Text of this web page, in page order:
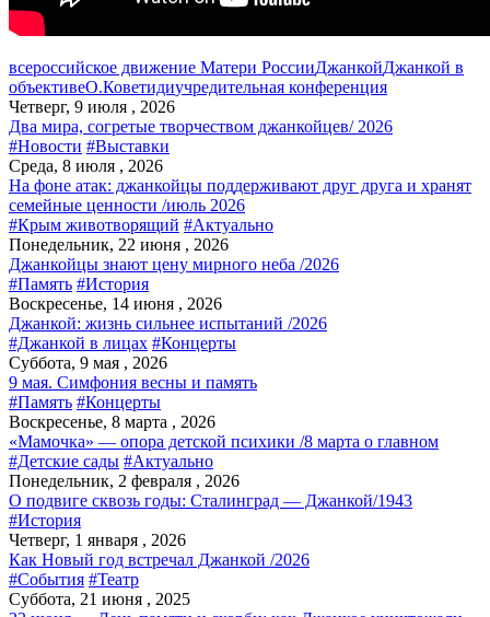
всероссийское движение Матери РоссииДжанкойДжанкой в
объективеО.Коветидиучредительная конференция
Четверг, 9 июля , 2026
Два мира, согретые творчеством джанкойцев/ 2026
#Новости #Выставки
Среда, 8 июля , 2026
На фоне атак: джанкойцы поддерживают друг друга и хранят
семейные ценности /июль 2026
#Крым животворящий #Актуально
Понедельник, 22 июня , 2026
Джанкойцы знают цену мирного неба /2026
#Память #История
Воскресенье, 14 июня , 2026
Джанкой: жизнь сильнее испытаний /2026
#Джанкой в лицах #Концерты
Суббота, 9 мая , 2026
9 мая. Симфония весны и память
#Память #Концерты
Воскресенье, 8 марта , 2026
«Мамочка» — опора детской психики /8 марта о главном
#Детские сады #Актуально
Понедельник, 2 февраля , 2026
О подвиге сквозь годы: Сталинград — Джанкой/1943
#История
Четверг, 1 января , 2026
Как Новый год встречал Джанкой /2026
#События #Театр
Суббота, 21 июня , 2025